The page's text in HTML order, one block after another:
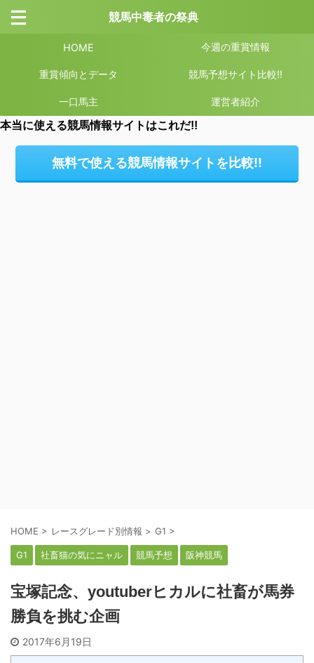
競馬中毒者の祭典
HOME 今週の重賞情報
重賞傾向とデータ 競馬予想サイト比較!!
一口馬主
運営者紹介
本当に使える競馬情報サイトはこれだ!!
無料で使える競馬情報サイトを比較!!
HOME > レースグレード別情報 > G1 >
G1 社畜猫の気にニャル 競馬予想 阪神競馬
宝塚記念、youtuberヒカルに社畜が馬券
勝負を挑む企画
2017年6月19日